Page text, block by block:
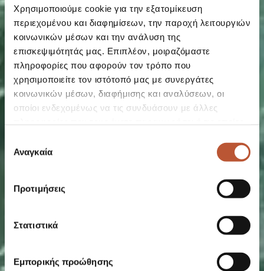
Χρησιμοποιούμε cookie για την εξατομίκευση
περιεχομένου και διαφημίσεων, την παροχή λειτουργιών
κοινωνικών μέσων και την ανάλυση της
επισκεψιμότητάς μας. Επιπλέον, μοιραζόμαστε
πληροφορίες που αφορούν τον τρόπο που
χρησιμοποιείτε τον ιστότοπό μας με συνεργάτες
κοινωνικών μέσων, διαφήμισης και αναλύσεων, οι
οποίοι ενδεχομένως να τις συνδυάσουν με άλλες
των υπηρεσιών τους.
συγκατάθεσης
Αναγκαία
Προτιμήσεις
Στατιστικά
Εμπορικής προώθησης
SWIM
A TRUE CYCLADIC
EXPERIENCE